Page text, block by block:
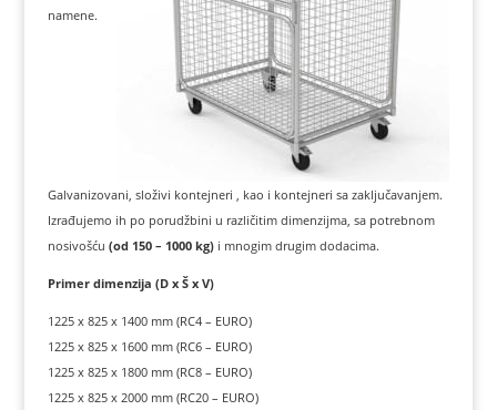
namene.
Galvanizovani, složivi kontejneri , kao i kontejneri sa zaključavanjem.
Izrađujemo ih po porudžbini u različitim dimenzijma, sa potrebnom
nosivošću (od 150 – 1000 kg)i mnogim drugim dodacima.
Primer dimenzija (D x Š x V)
1225 x 825 x 1400 mm (RC4 – EURO)
1225 x 825 x 1600 mm (RC6 – EURO)
1225 x 825 x 1800 mm (RC8 – EURO)
1225 x 825 x 2000 mm (RC20 – EURO)